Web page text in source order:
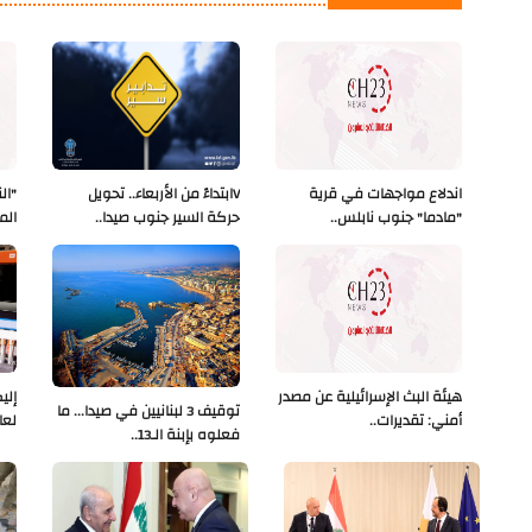
Vابتداءً من الأربعاء.. تحويل
حركة السير جنوب صيدا..
اندلاع مواجهات في قرية
"مادما" جنوب نابلس..
توقيف 3 لبنانيين في صيدا... ما
فعلوه بإبنة الـ13..
هيئة البث الإسرائيلية عن مصدر
أمني: تقديرات..